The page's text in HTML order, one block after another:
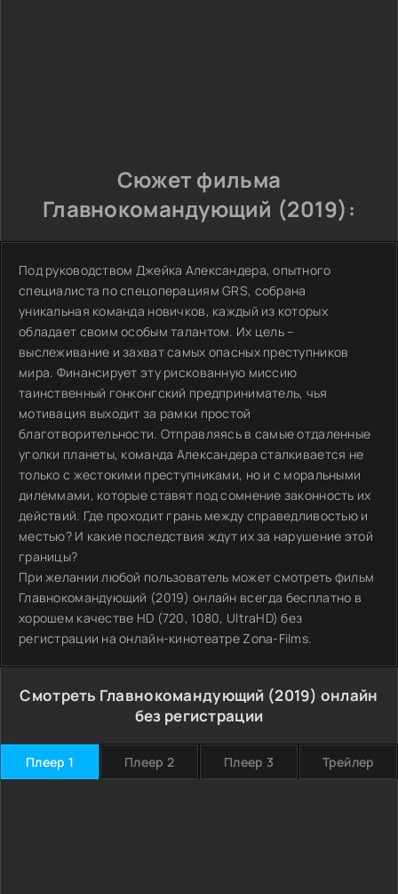
Сюжет фильма
Главнокомандующий (2019):
Под руководством Джейка Александера, опытного
специалиста по спецоперациям GRS, собрана
уникальная команда новичков, каждый из которых
обладает своим особым талантом. Их цель –
выслеживание и захват самых опасных преступников
мира. Финансирует эту рискованную миссию
таинственный гонконгский предприниматель, чья
мотивация выходит за рамки простой
благотворительности. Отправляясь в самые отдаленные
уголки планеты, команда Александера сталкивается не
только с жестокими преступниками, но и с моральными
дилеммами, которые ставят под сомнение законность их
действий. Где проходит грань между справедливостью и
местью? И какие последствия ждут их за нарушение этой
границы?
При желании любой пользователь может смотреть фильм
Главнокомандующий (2019) онлайн всегда бесплатно в
хорошем качестве HD (720, 1080, UltraHD) без
регистрации на онлайн-кинотеатре Zona-Films.
Смотреть Главнокомандующий (2019) онлайн
без регистрации
Плеер 1 Плеер 2 Плеер 3 Трейлер